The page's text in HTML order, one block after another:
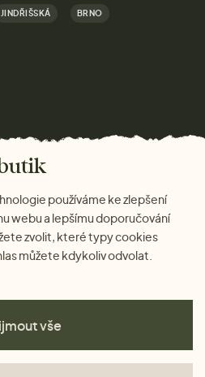
JINDŘIŠSKÁ BRNO
používáme ke zlepšení
webu a lepšímu doporučování
zvolit, které typy cookies
můžete kdykoliv odvolat.
vše